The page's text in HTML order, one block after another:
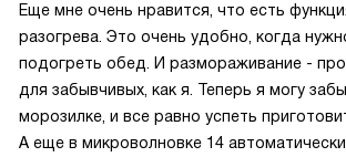
Еще мне очень нравится, что есть
разогрева. Это очень удобно, когда
подогреть обед. И размораживание -
для забывчивых, как я. Теперь я могу
морозилке, и все равно успеть
А еще в микроволновке 14